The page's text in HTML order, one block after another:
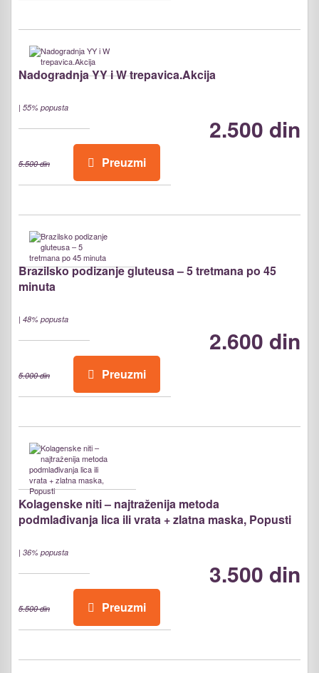
Nadogradnja YY i W trepavica.Akcija
| 55% popusta
2.500 din
5.500 din Preuzmi
Brazilsko podizanje gluteusa – 5 tretmana po 45
minuta
| 48% popusta
2.600 din
5.000 din Preuzmi
Kolagenske niti – najtraženija metoda
podmlađivanja lica ili vrata + zlatna maska, Popusti
| 36% popusta
3.500 din
5.500 din Preuzmi